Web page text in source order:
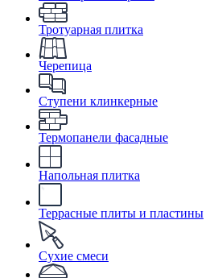
Тротуарная плитка
Черепица
Ступени клинкерные
Термопанели фасадные
Напольная плитка
Террасные плиты и пластины
Сухие смеси